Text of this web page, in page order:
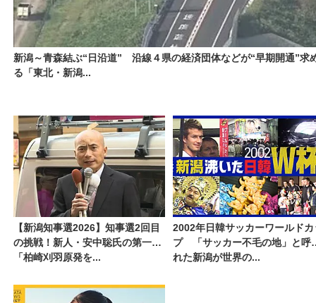
新潟～青森結ぶ“日沿道” 沿線４県の経済団体などが“早期開通”求
る「東北・新潟...
【新潟知事選2026】知事選2回目
の挑戦！新人・安中聡氏の第一声
「柏崎刈羽原発を...
2002年日韓サッカーワールドカ
プ 「サッカー不毛の地」と呼
れた新潟が世界の...